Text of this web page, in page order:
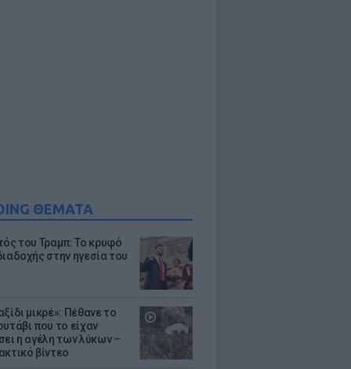
ΘΕΜΑΤΑ
του Τραμπ: Το κρυφό
στην ηγεσία του
μικρέ»: Πέθανε το
που το είχαν
η αγέλη των λύκων –
βίντεο